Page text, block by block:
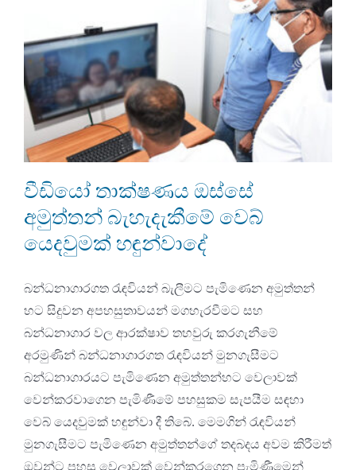
වීඩියෝ තාක්ෂණය ඔස්සේ
අමුත්තන් බැහැදැකීමේ වෙබ්
යෙදවුමක් හඳුන්වාදේ
බන්ධනාගාරගත රැඳවියන් බැලීමට පැමිණෙන අමුත්තන්
හට සිදුවන අපහසුතාවයන් මගහැරවීමට සහ
බන්ධනාගාර වල ආරක්ෂාව තහවුරු කරගැනීමේ
අරමුණින් බන්ධනාගාරගත රැඳවියන් මුනගැසීමට
බන්ධනාගාරයට පැමිණෙන අමුත්තන්හට වෙලාවක්
වෙන්කරවාගෙන පැමිණීමේ පහසුකම සැපයීම සඳහා
වෙබ් යෙදවුමක් හඳුන්වා දී තිබේ. මෙමගින් රැඳවියන්
මුනගැසීමට පැමිණෙන අමුත්තන්ගේ තදබදය අවම කිරීමත්
ඔවුන්ට පහසු වෙලාවක් වෙන්කරගෙන පැමිණීමෙන්